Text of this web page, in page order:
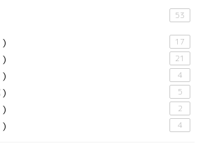
53
17
21
4
5
2
4